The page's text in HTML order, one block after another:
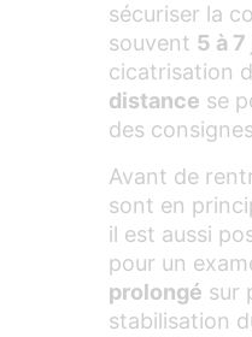
sécuriser la
souvent 5 à
cicatrisation
distance se
des
Avant de
sont en
il est aussi
pour un
prolongé sur
stabilisation